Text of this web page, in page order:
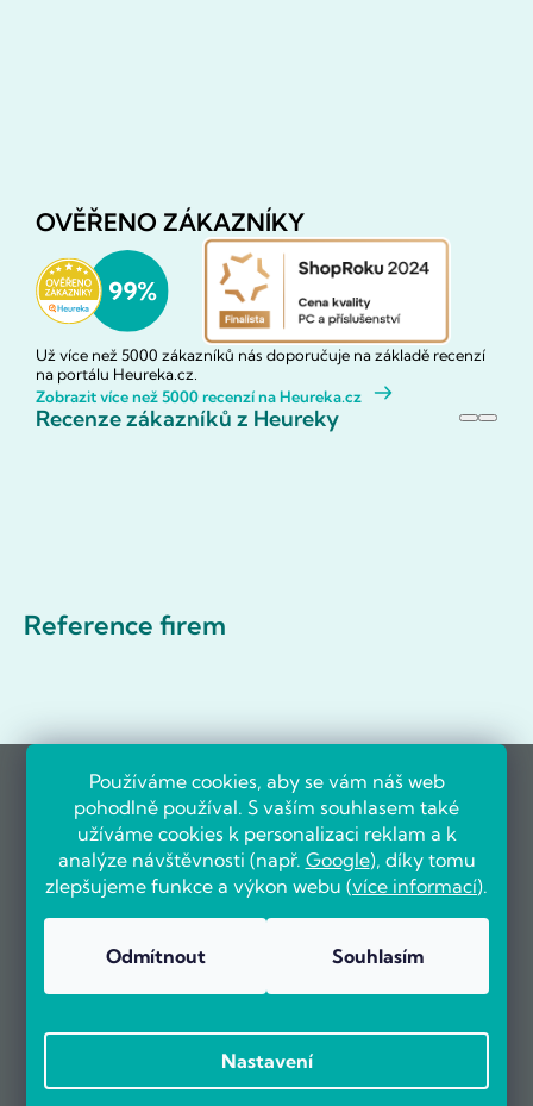
Používáme cookies, aby se vám náš web
pohodlně používal. S vaším souhlasem také
užíváme cookies k personalizaci reklam a k
analýze návštěvnosti (např. Google), díky tomu
zlepšujeme funkce a výkon webu (více informací).
Odmítnout Souhlasím
Nastavení
OVĚŘENO ZÁKAZNÍKY
Už více než 5000 zákazníků nás doporučuje na základě recenzí
na portálu Heureka.cz.
Zobrazit více než 5000 recenzí na Heureka.cz
Recenze zákazníků z Heureky
Reference firem